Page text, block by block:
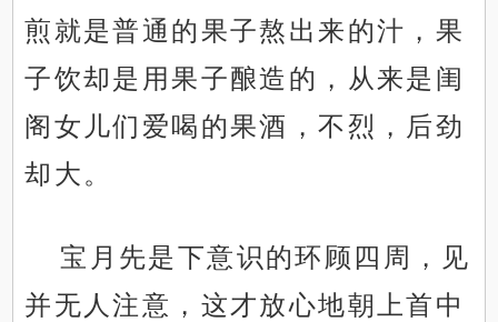
煎就是普通的果子熬出来的汁，果
子饮却是用果子酿造的，从来是闺
阁女儿们爱喝的果酒，不烈，后劲
却大。
宝月先是下意识的环顾四周，见
并无人注意，这才放心地朝上首中